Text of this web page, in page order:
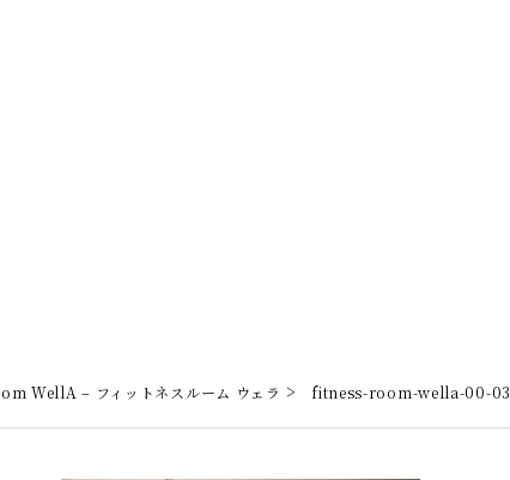
WellA – フィットネスルーム ウェラ > fitness-room-wella-00-03